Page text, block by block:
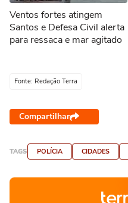
Ventos fortes atingem
Santos e Defesa Civil alerta
para ressaca e mar agitado
Fonte: Redação Terra
Compartilhar
TAGS POLÍCIA CIDADES